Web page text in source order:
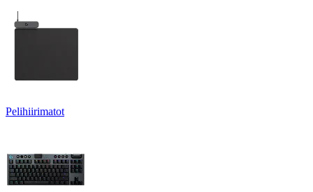
Pelihiirimatot